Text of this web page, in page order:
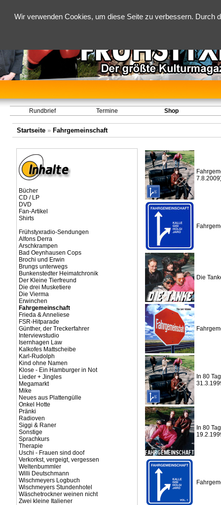
Wir verwenden Cookies, um diese Seite zu verbessern.
Rundbrief Termine Shop
Startseite» Fahrgemeinschaft
Bücher
CD / LP
DVD
Fan-Artikel
Shirts
Frühstyxradio-Sendungen
Alfons Derra
Arschkrampen
Bad Oeynhausen Cops
Brochi und Erwin
Brungs unterwegs
Bunkenstedter Heimatchronik
Der Kleine Tierfreund
Die drei Musketiere
Die Vierma
Erwinchen
Fahrgemeinschaft
Frieda & Anneliese
FSR-Hitparade
Günther, der Treckerfahrer
Interviewstudio
Isernhagen Law
Kalkofes Mattscheibe
Karl-Rudolph
Kind ohne Namen
Klose - Ein Hamburger in Not
Lieder + Jingles
Megamarkt
Mike
Neues aus Plattengülle
Onkel Hotte
Pränki
Radioven
Siggi & Raner
Sonstige
Sprachkurs
Therapie
Uschi - Frauen sind doof
Verkorkst, vergeigt, vergessen
Weltenbummler
Willi Deutschmann
Wischmeyers Logbuch
Wischmeyers Stundenhotel
Wäschetrockner weinen nicht
Zwei kleine Italiener
Die
In 80
In 80